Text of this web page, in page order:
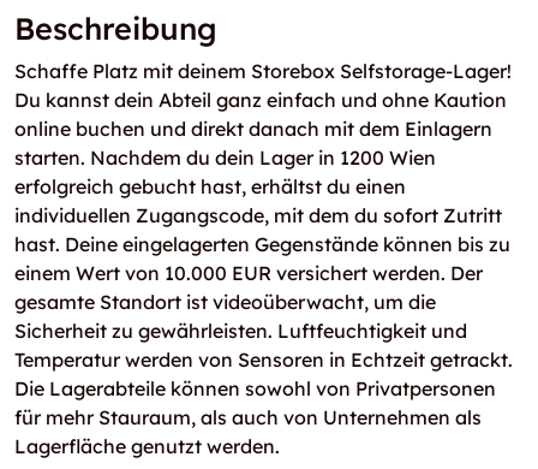
Beschreibung
Schaffe Platz mit deinem Storebox Selfstorage-Lager!
Du kannst dein Abteil ganz einfach und ohne Kaution
online buchen und direkt danach mit dem Einlagern
starten. Nachdem du dein Lager in 1200 Wien
erfolgreich gebucht hast, erhältst du einen
individuellen Zugangscode, mit dem du sofort Zutritt
hast. Deine eingelagerten Gegenstände können bis zu
einem Wert von 10.000 EUR versichert werden. Der
gesamte Standort ist videoüberwacht, um die
Sicherheit zu gewährleisten. Luftfeuchtigkeit und
Temperatur werden von Sensoren in Echtzeit getrackt.
Die Lagerabteile können sowohl von Privatpersonen
für mehr Stauraum, als auch von Unternehmen als
Lagerfläche genutzt werden.